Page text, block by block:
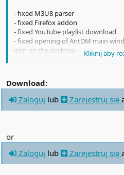
- fixed M3U8 parser
- fixed Firefox addon
- fixed YouTube playlist download
- fixed opening of AntDM main
icon on the desktop
- fixed the progress vertical slider
Kliknij aby
Download:
Zaloguj lub Zarejestruj się
or
Zaloguj lub Zarejestruj się